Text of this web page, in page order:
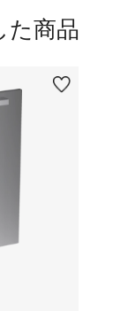
た商品